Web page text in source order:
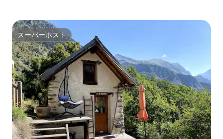
スーパーホスト
スーパーホスト